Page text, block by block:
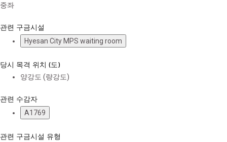
중좌
관련 구금시설
Hyesan City MPS waiting room
당시 목격 위치 (도)
양강도 (량강도)
관련 수감자
A1769
관련 구금시설 유형